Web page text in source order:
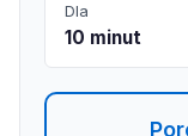
Dla
10 minut